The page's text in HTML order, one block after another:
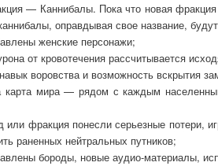
— Каннибалы. Пока что новая
оправдывая свое название,
женские персонажи;
от кровотечения рассчитывается
воровства и возможность вскрытия
карта мира — рядом с каждым
или фракция понесли серьезные потери,
раненных нейтральных путников;
бороды, новые аудио-материалы,